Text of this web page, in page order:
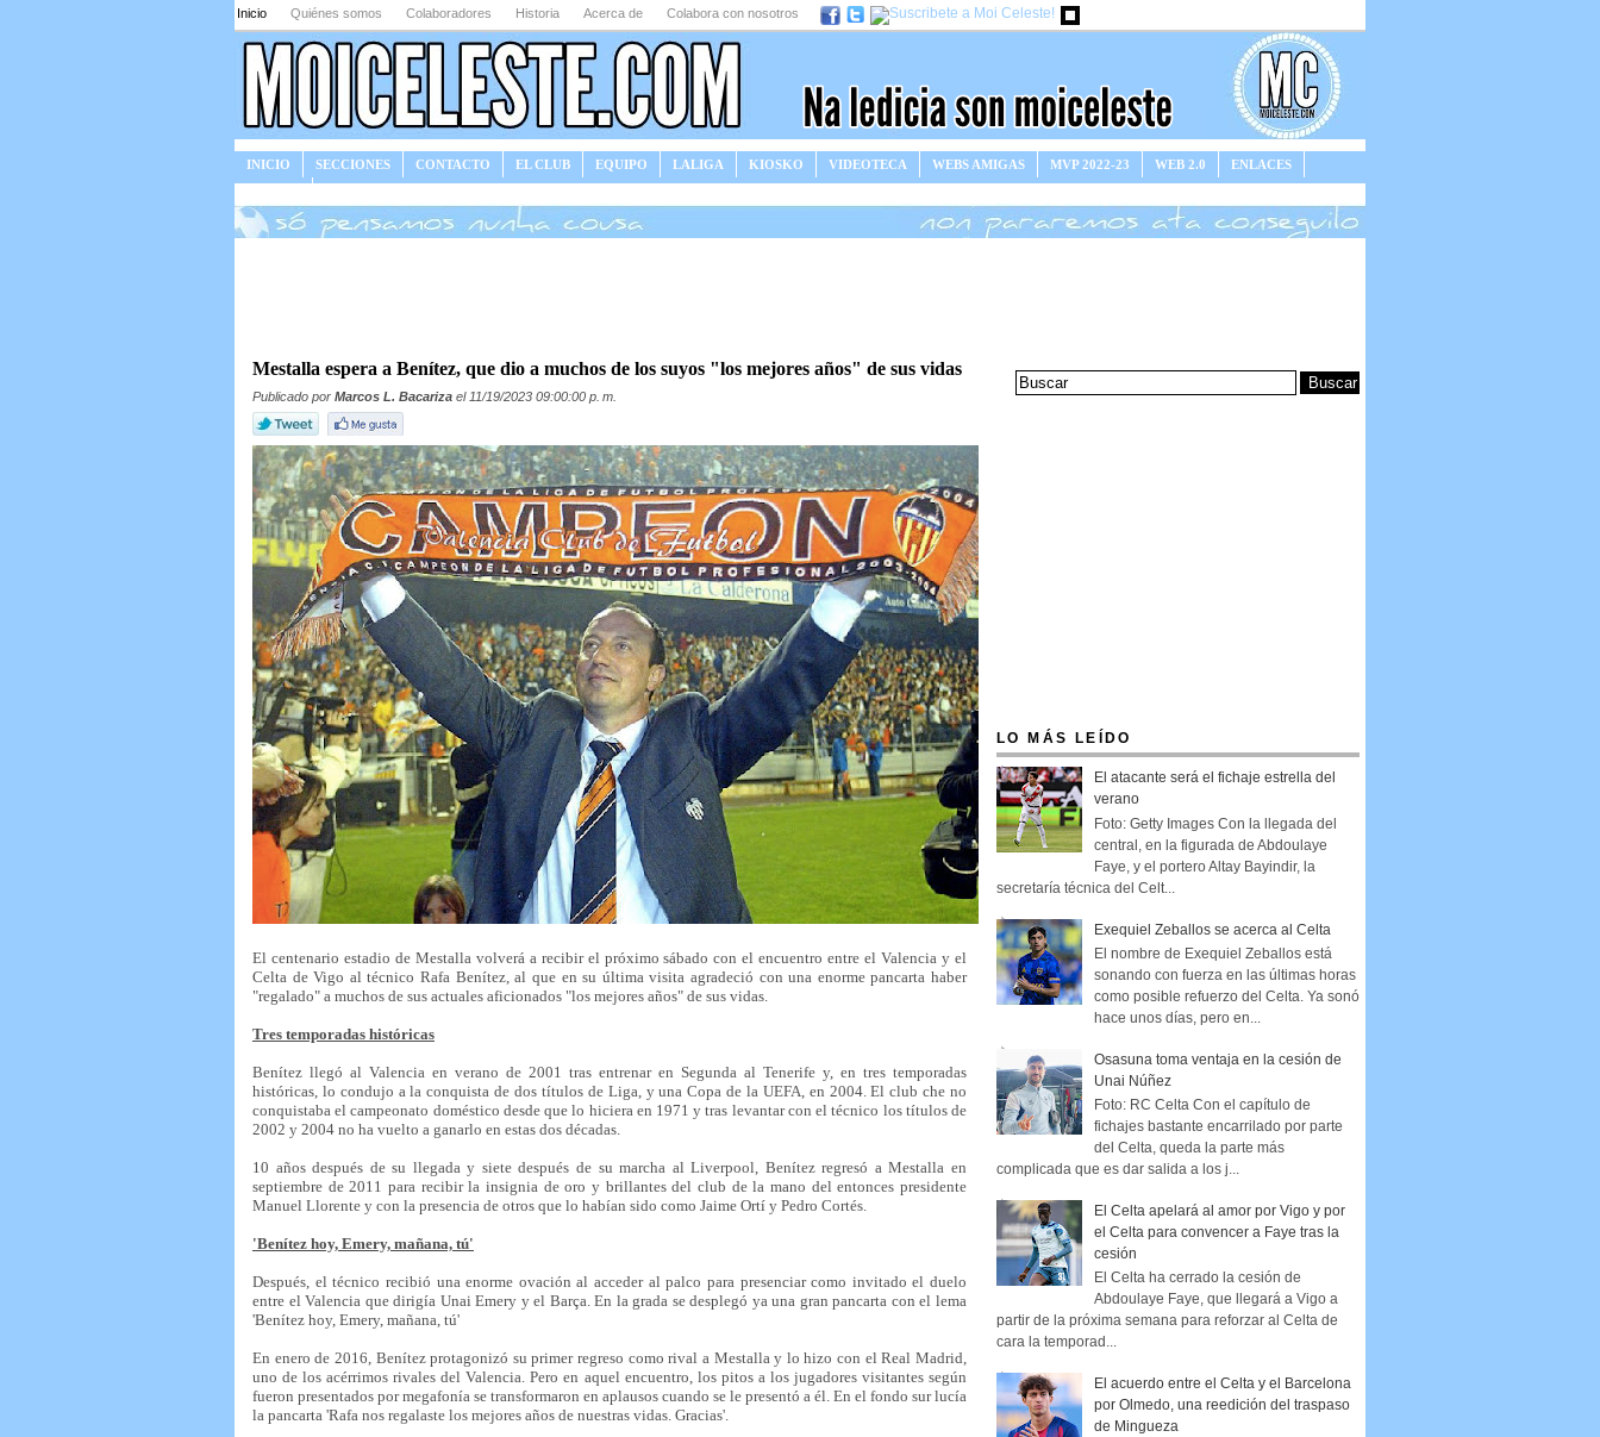
Inicio Quiénes somos Colaboradores Historia Acerca de Colabora con nosotros
INICIO SECCIONES CONTACTO EL CLUB EQUIPO LALIGA KIOSKO VIDEOTECA WEBS AMIGAS MVP 2022-23 WEB 2.0
ENLACES
Mestalla espera a Benítez, que dio a muchos de los suyos "los mejores años" de sus vidas
Publicado por Marcos L. Bacariza el 11/19/2023 09:00:00 p. m.
El centenario estadio de Mestalla volverá a recibir el próximo sábado con el encuentro entre el Valencia y el
Celta de Vigo al técnico Rafa Benítez, al que en su última visita agradeció con una enorme pancarta haber
"regalado" a muchos de sus actuales aficionados "los mejores años" de sus vidas.
Tres temporadas históricas
Benítez llegó al Valencia en verano de 2001 tras entrenar en Segunda al Tenerife y, en tres temporadas
históricas, lo condujo a la conquista de dos títulos de Liga, y una Copa de la UEFA, en 2004. El club che no
conquistaba el campeonato doméstico desde que lo hiciera en 1971 y tras levantar con el técnico los títulos de
2002 y 2004 no ha vuelto a ganarlo en estas dos décadas.
10 años después de su llegada y siete después de su marcha al Liverpool, Benítez regresó a Mestalla en
septiembre de 2011 para recibir la insignia de oro y brillantes del club de la mano del entonces presidente
Manuel Llorente y con la presencia de otros que lo habían sido como Jaime Ortí y Pedro Cortés.
'Benítez hoy, Emery, mañana, tú'
Después, el técnico recibió una enorme ovación al acceder al palco para presenciar como invitado el duelo
entre el Valencia que dirigía Unai Emery y el Barça. En la grada se desplegó ya una gran pancarta con el lema
'Benítez hoy, Emery, mañana, tú'
En enero de 2016, Benítez protagonizó su primer regreso como rival a Mestalla y lo hizo con el Real Madrid,
uno de los acérrimos rivales del Valencia. Pero en aquel encuentro, los pitos a los jugadores visitantes según
fueron presentados por megafonía se transformaron en aplausos cuando se le presentó a él. En el fondo sur lucía
la pancarta 'Rafa nos regalaste los mejores años de nuestras vidas. Gracias'.
LO MÁS LEÍDO
El atacante será el fichaje estrella del
verano
Foto: Getty Images Con la llegada del
central, en la figurada de Abdoulaye
Faye, y el portero Altay Bayindir, la
secretaría técnica del Celt...
Exequiel Zeballos se acerca al Celta
El nombre de Exequiel Zeballos está
sonando con fuerza en las últimas horas
como posible refuerzo del Celta. Ya sonó
hace unos días, pero en...
Osasuna toma ventaja en la cesión de
Unai Núñez
Foto: RC Celta Con el capítulo de
fichajes bastante encarrilado por parte
del Celta, queda la parte más
complicada que es dar salida a los j...
El Celta apelará al amor por Vigo y por
el Celta para convencer a Faye tras la
cesión
El Celta ha cerrado la cesión de
Abdoulaye Faye, que llegará a Vigo a
partir de la próxima semana para reforzar al Celta de
cara la temporad...
El acuerdo entre el Celta y el Barcelona
por Olmedo, una reedición del traspaso
de Mingueza